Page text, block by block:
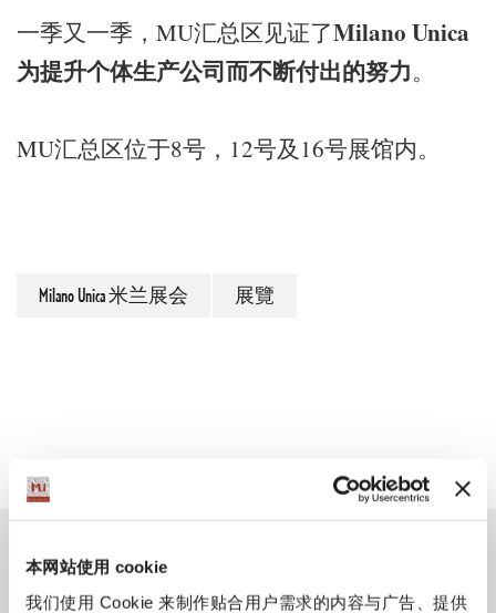
本网站使用 cookie
我们使用 Cookie 来制作贴合用户需求的内容与广告、提供
一季又一季，MU汇总区见证了Milano Unica
为提升个体生产公司而不断付出的努力。
MU汇总区位于8号，12号及16号展馆内。
Milano Unica 米兰展会 展覽